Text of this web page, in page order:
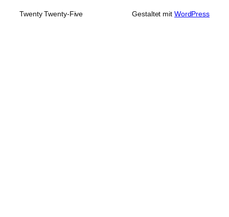
Twenty Twenty-Five Gestaltet mit WordPress